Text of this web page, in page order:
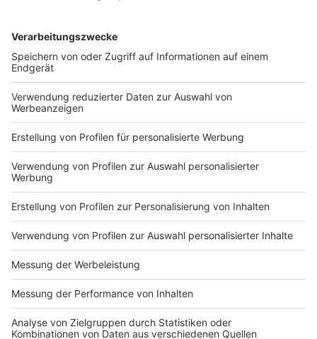
Die Institutsgruppe wird auf einem bislang unbebauten
Grundstück errichtet zwischen Wilhelm-Klemm-Straße
und Domagkstraße im Norden und Osten sowie der
Mensa am Coesfelder Kreuz und Gebäuden der
Angewandten Physik und Kernphysik im Süden und
Westen. "Um die Fläche optimal ausnutzen zu können,
haben wir einen Verbindungsgang zwischen Hörsaal
und Institutsgebäude an der südlichen Grenze
zurückgebaut. Darüber hinaus waren keine weiteren
Rückbauten erforderlich", berichtet der
Projektverantwortliche Hans-Jürgen Gerling vom BLB
NRW. Nach seinen Angaben werden die
Gründungsarbeiten für die beiden Bauteile nahezu
Jahreshälfte sollen die Herstellung der
Bohrpfahlwände sowie der anschließende
Bodenaushub abgeschlossen sein. "Danach können wir
mit dem Rohbau starten", sagt Gerling.